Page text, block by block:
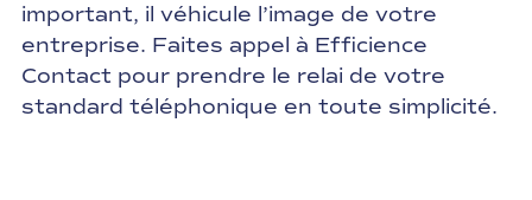
important, il véhicule l’image de votre
entreprise. Faites appel à Efficience
Contact pour prendre le relai de votre
standard téléphonique en toute simplicité.